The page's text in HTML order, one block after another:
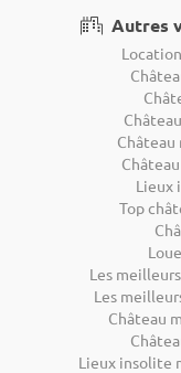
Autres
Château
Lieux
Top
Les
Les
Château
Lieux insolite